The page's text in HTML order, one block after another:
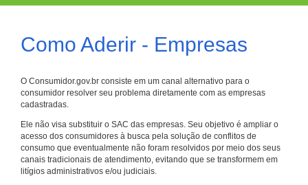
Como Aderir - Empresas
O Consumidor.gov.br consiste em um canal alternativo para o
consumidor resolver seu problema diretamente com as empresas
cadastradas.
Ele não visa substituir o SAC das empresas. Seu objetivo é ampliar o
acesso dos consumidores à busca pela solução de conflitos de
consumo que eventualmente não foram resolvidos por meio dos seus
canais tradicionais de atendimento, evitando que se transformem em
litígios administrativos e/ou judiciais.